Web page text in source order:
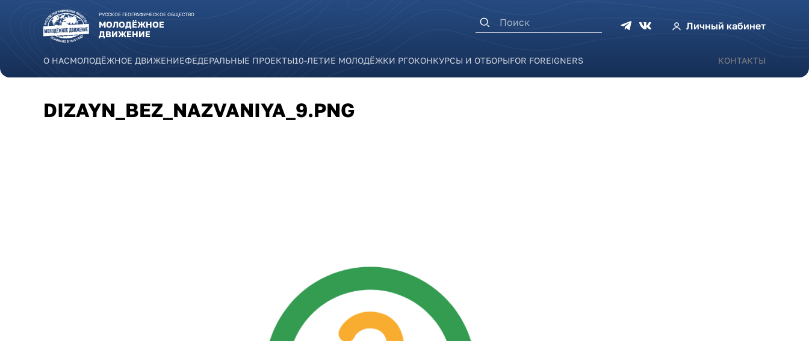
РУССКОЕ ГЕОГРАФИЧЕСКОЕ ОБЩЕСТВО
МОЛОДЁЖНОЕ
ДВИЖЕНИЕ
Личный кабинет
Форма поиска
О НАСМОЛОДЁЖНОЕ ДВИЖЕНИЕФЕДЕРАЛЬНЫЕ ПРОЕКТЫ10-ЛЕТИЕ МОЛОДЁЖКИ РГОКОНКУРСЫ И ОТБОРЫFOR FOREIGNERS КОНТАКТЫ
DIZAYN_BEZ_NAZVANIYA_9.PNG